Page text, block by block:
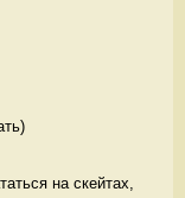
на скейтах,